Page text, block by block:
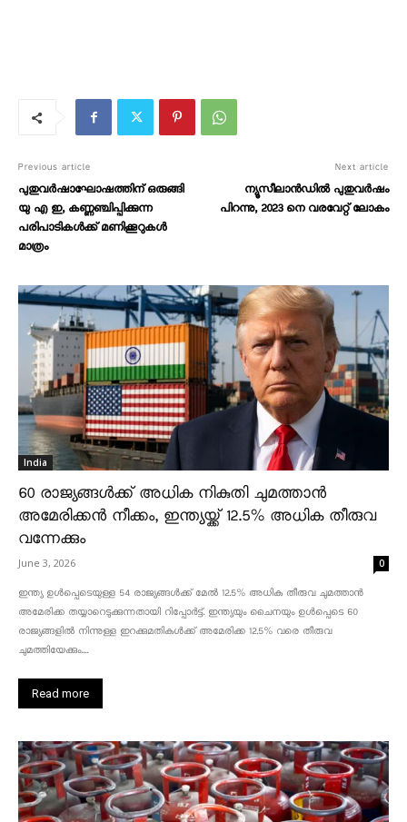
Previous article
പുതുവര്‍ഷാഘോഷത്തിന് ഒരുങ്ങി
യു എ ഇ, കണ്ണഞ്ചിപ്പിക്കുന്ന
പരിപാടികൾക്ക് മണിക്കൂറുകൾ
മാത്രം
Next article
ന്യൂസീലാൻഡിൽ പുതുവർഷം
പിറന്നു, 2023 നെ വരവേറ്റ് ലോകം
India
60 രാജ്യങ്ങൾക്ക് അധിക നികുതി ചുമത്താൻ
അമേരിക്കൻ നീക്കം, ഇന്ത്യയ്ക്ക് 12.5% അധിക തീരുവ
വന്നേക്കും
June 3, 2026 0
ഇന്ത്യ ഉൾപ്പെടെയുള്ള 54 രാജ്യങ്ങൾക്ക് മേൽ 12.5% അധിക തീരുവ ചുമത്താൻ
അമേരിക്ക തയ്യാറെടുക്കുന്നതായി റിപ്പോർട്ട്. ഇന്ത്യയും ചൈനയും ഉൾപ്പെടെ 60
രാജ്യങ്ങളിൽ നിന്നുള്ള ഇറക്കുമതികൾക്ക് അമേരിക്ക 12.5% ​​വരെ തീരുവ
ചുമത്തിയേക്കും....
Read more